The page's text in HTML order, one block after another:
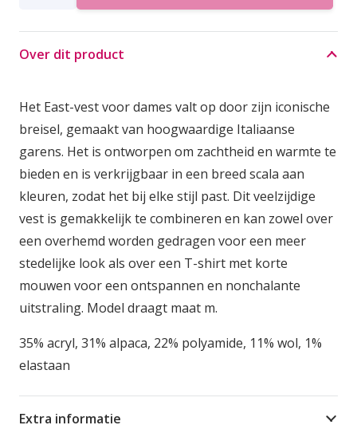
EAST
Over dit product
Het East-vest voor dames valt op door zijn iconische
breisel, gemaakt van hoogwaardige Italiaanse
garens. Het is ontworpen om zachtheid en warmte te
bieden en is verkrijgbaar in een breed scala aan
kleuren, zodat het bij elke stijl past. Dit veelzijdige
vest is gemakkelijk te combineren en kan zowel over
een overhemd worden gedragen voor een meer
stedelijke look als over een T-shirt met korte
mouwen voor een ontspannen en nonchalante
uitstraling. Model draagt maat m.
35% acryl, 31% alpaca, 22% polyamide, 11% wol, 1%
elastaan
Extra informatie